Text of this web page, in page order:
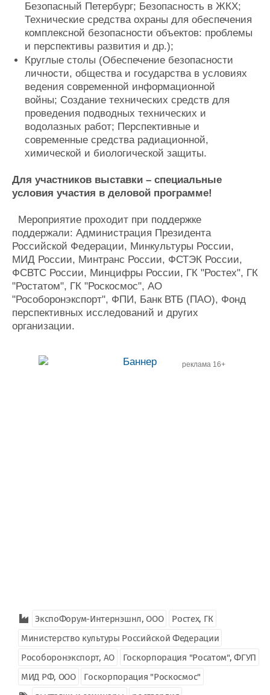
Безопасный Петербург; Безопасность в ЖКХ;
Технические средства охраны для обеспечения
комплексной безопасности объектов: проблемы
и перспективы развития и др.);
Круглые столы (Обеспечение безопасности
личности, общества и государства в условиях
ведения современной информационной
войны; Создание технических средств для
проведения подводных технических и
водолазных работ; Перспективные и
современные средства радиационной,
химической и биологической защиты.
Для участников выставки – специальные
условия участия в деловой программе!
Мероприятие проходит при поддержке
поддержали: Администрация Президента
Российской Федерации, Минкультуры России,
МИД России, Минтранс России, ФСТЭК России,
ФСВТС России, Минцифры России, ГК "Ростех", ГК
"Ростатом", ГК "Роскосмос", АО
"Рособоронэкспорт", ФПИ, Банк ВТБ (ПАО), Фонд
перспективных исследований и других
организации.
реклама 16+
ЭкспоФорум-Интернэшнл, ООО
Ростех, ГК
Министерство культуры Российской Федерации
Рособоронэкспорт, АО
Госкорпорация "Росатом", ФГУП
МИД РФ, ООО
Госкорпорация "Роскосмос"